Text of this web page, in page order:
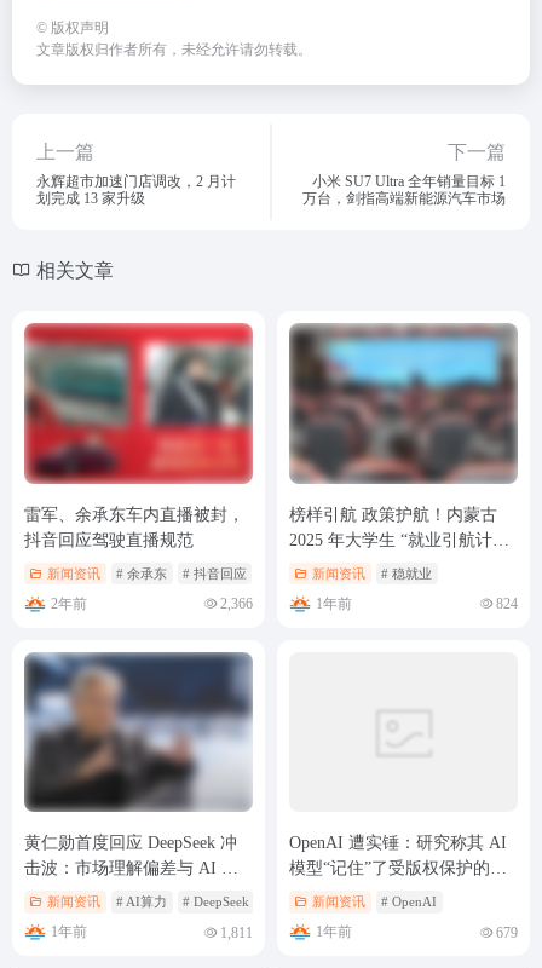
© 版权声明
文章版权归作者所有，未经允许请勿转载。
上一篇
永辉超市加速门店调改，2 月计
划完成 13 家升级
下一篇
小米 SU7 Ultra 全年销量目标 1
万台，剑指高端新能源汽车市场
相关文章
雷军、余承东车内直播被封，
抖音回应驾驶直播规范
新闻资讯 # 余承东 # 抖音回应 # 直播被封
2年前 2,366
榜样引航 政策护航！内蒙古
2025 年大学生 “就业引航计划”
首场宣讲活动圆满举行
新闻资讯 # 稳就业
1年前 824
黄仁勋首度回应 DeepSeek 冲
击波：市场理解偏差与 AI 算
力新局
新闻资讯 # AI算力 # DeepSeek # 黄仁勋
1年前 1,811
OpenAI 遭实锤：研究称其 AI
模型“记住”了受版权保护的内
容 新闻资讯 # OpenAI
1年前 679